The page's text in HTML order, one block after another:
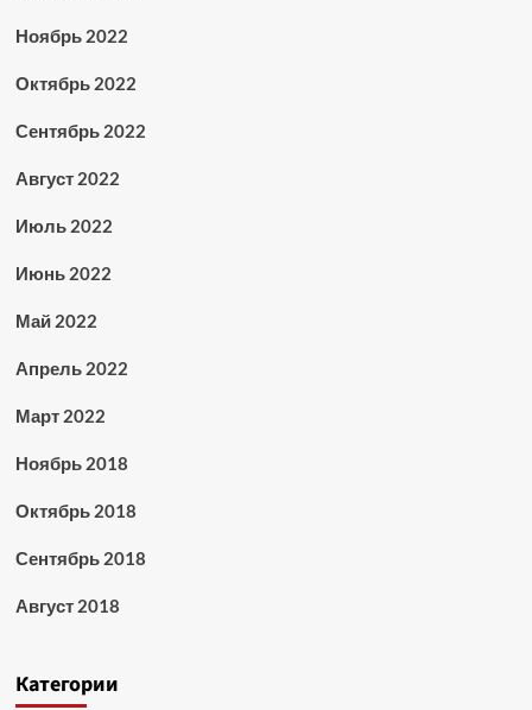
Ноябрь 2022
Октябрь 2022
Сентябрь 2022
Август 2022
Июль 2022
Июнь 2022
Май 2022
Апрель 2022
Март 2022
Ноябрь 2018
Октябрь 2018
Сентябрь 2018
Август 2018
Категории